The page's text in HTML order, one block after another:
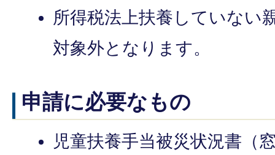
所得税法上扶養していない
対象外となります。
申請に必要なもの
児童扶養手当被災状況書（